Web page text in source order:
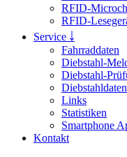
RFID-
RFID-
Service ￬
Fahrraddaten
Diebstahl-
Diebstahl-
Links
Statistiken
Smartphone
Kontakt